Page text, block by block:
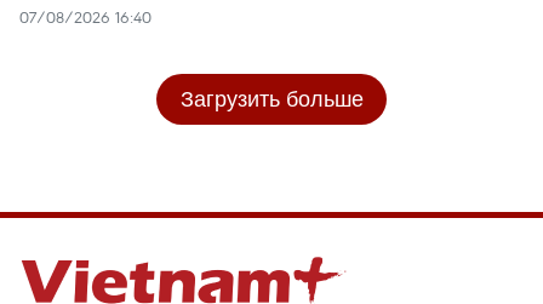
07/08/2026 16:40
Загрузить больше